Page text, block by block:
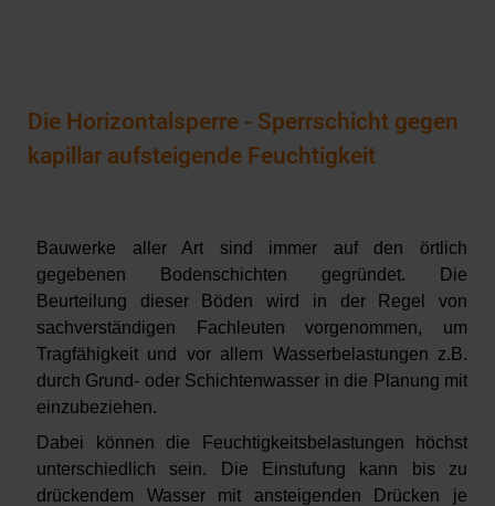
Die Horizontalsperre - Sperrschicht gegen
kapillar aufsteigende Feuchtigkeit
Bauwerke aller Art sind immer auf den örtlich
gegebenen Bodenschichten gegründet. Die
Beurteilung dieser Böden wird in der Regel von
sachverständigen Fachleuten vorgenommen, um
Tragfähigkeit und vor allem Wasserbelastungen z.B.
durch Grund- oder Schichtenwasser in die Planung mit
einzubeziehen.
Dabei können die Feuchtigkeitsbelastungen höchst
unterschiedlich sein. Die Einstufung kann bis zu
drückendem Wasser mit ansteigenden Drücken je